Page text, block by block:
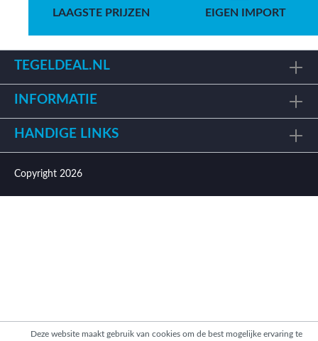
LAAGSTE PRIJZEN EIGEN IMPORT
TEGELDEAL.NL
INFORMATIE
HANDIGE LINKS
Copyright 2026
Deze website maakt gebruik van cookies om de best mogelijke ervaring te